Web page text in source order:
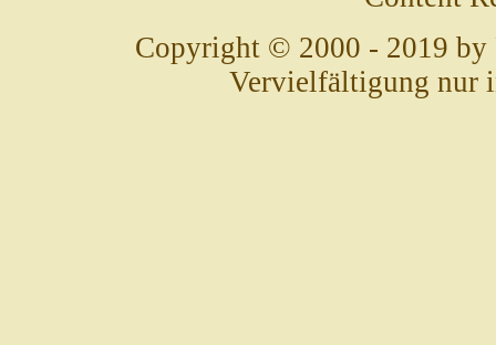
Copyright © 2000 - 2019 by
Vervielfältigung nur